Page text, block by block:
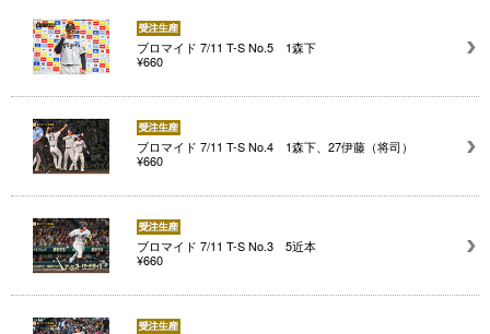
ブロマイド 7/11 T-S No.5 1森下
¥660
ブロマイド 7/11 T-S No.4 1森下、27伊藤（将司）
¥660
ブロマイド 7/11 T-S No.3 5近本
¥660